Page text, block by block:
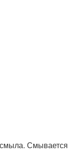
Смывается